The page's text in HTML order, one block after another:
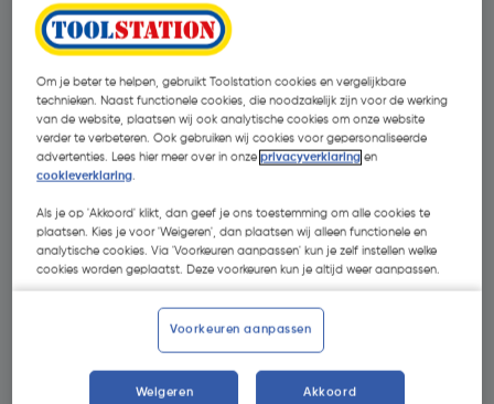
- 6 %
€ 23,99
| Excl. btw € 18,55
Kies productvariant(23)
Om je beter te helpen, gebruikt Toolstation cookies en vergelijkbare
technieken. Naast functionele cookies, die noodzakelijk zijn voor de werking
van de website, plaatsen wij ook analytische cookies om onze website
verder te verbeteren. Ook gebruiken wij cookies voor gepersonaliseerde
advertenties. Lees hier meer over in onzeprivacyverklaring en
cookieverklaring.
Als je op 'Akkoord' klikt, dan geef je ons toestemming om alle cookies te
plaatsen. Kies je voor 'Weigeren', dan plaatsen wij alleen functionele en
analytische cookies. Via 'Voorkeuren aanpassen' kun je zelf instellen welke
cookies worden geplaatst. Deze voorkeuren kun je altijd weer aanpassen.
Voorkeuren aanpassen
Weigeren Akkoord